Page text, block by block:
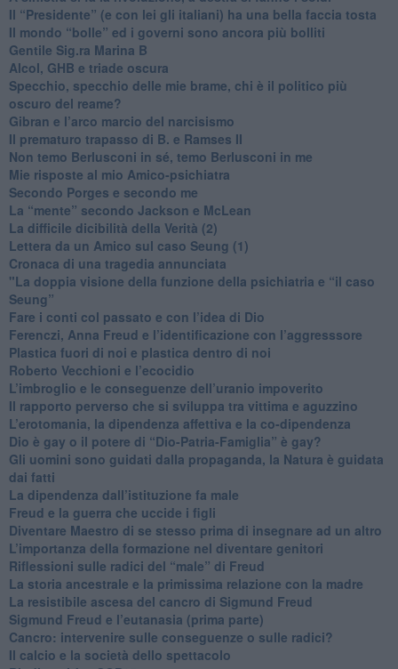
​Il “Presidente” (e con lei gli italiani) ha una bella faccia tosta
​Il mondo “bolle” ed i governi sono ancora più bolliti
​Gentile Sig.ra Marina B
​Alcol, GHB e triade oscura
​Specchio, specchio delle mie brame, chi è il politico più
oscuro del reame?
​Gibran e l’arco marcio del narcisismo
​Il prematuro trapasso di B. e Ramses II
​Non temo Berlusconi in sé, temo Berlusconi in me
​Mie risposte al mio Amico-psichiatra
​Secondo Porges e secondo me
​La “mente” secondo Jackson e McLean
La difficile dicibilità della Verità (2)
​Lettera da un Amico sul caso Seung (1)
​Cronaca di una tragedia annunciata
"​La doppia visione della funzione della psichiatria e “il caso
Seung”
​Fare i conti col passato e con l’idea di Dio
​Ferenczi, Anna Freud e l’identificazione con l’aggresssore
Plastica fuori di noi e plastica dentro di noi
​Roberto Vecchioni e l’ecocidio
​L’imbroglio e le conseguenze dell’uranio impoverito
​Il rapporto perverso che si sviluppa tra vittima e aguzzino
L’erotomania, la dipendenza affettiva e la co-dipendenza
​Dio è gay o il potere di “Dio-Patria-Famiglia” è gay?
​Gli uomini sono guidati dalla propaganda, la Natura è guidata
dai fatti
La dipendenza dall’istituzione fa male
​Freud e la guerra che uccide i figli
​Diventare Maestro di se stesso prima di insegnare ad un altro
L’importanza della formazione nel diventare genitori
Riflessioni sulle radici del “male” di Freud
​La storia ancestrale e la primissima relazione con la madre
​La resistibile ascesa del cancro di Sigmund Freud
Sigmund Freud e l’eutanasia (prima parte)
Cancro: intervenire sulle conseguenze o sulle radici?
​Il calcio e la società dello spettacolo